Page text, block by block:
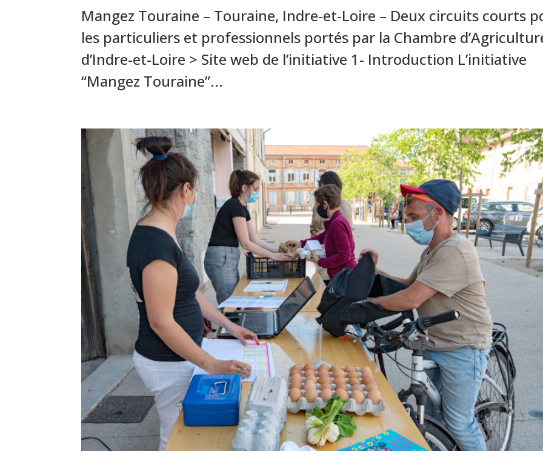
Mangez Touraine – Touraine, Indre-et-Loire – Deux circuits courts
les particuliers et professionnels portés par la Chambre
d’Indre-et-Loire > Site web de l’initiative 1- Introduction L’initiative
“Mangez Touraine”...